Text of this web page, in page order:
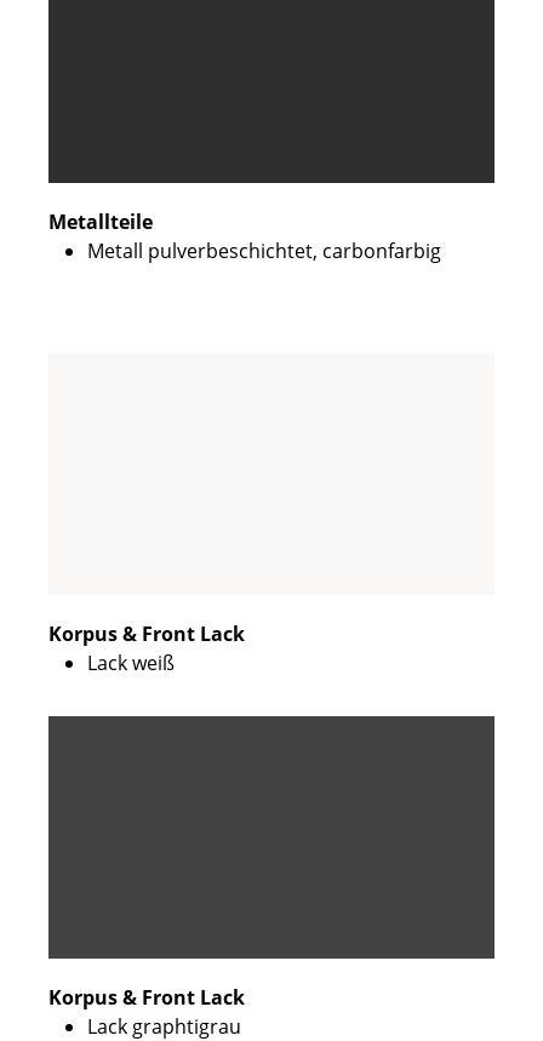
Metallteile
Metall pulverbeschichtet, carbonfarbig
Korpus & Front Lack
Lack weiß
Korpus & Front Lack
Lack graphtigrau